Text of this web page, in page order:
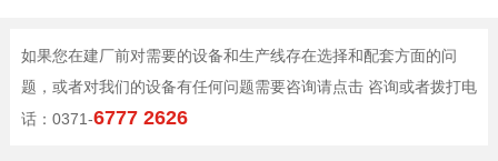
如果您在建厂前对需要的设备和生产线存在选择和配套方面的问
题，或者对我们的设备有任何问题需要咨询请点击 咨询或者拨打电
话：0371-6777 2626